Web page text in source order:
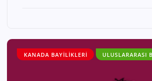
KANADA BAYILIKLERI ULUSLARARASI